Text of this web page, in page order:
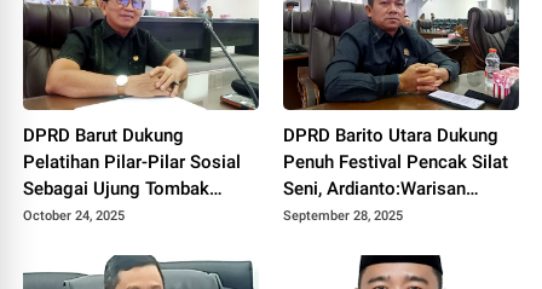
DPRD Barut Dukung
Pelatihan Pilar-Pilar Sosial
Sebagai Ujung Tombak
Pelayanan Kesejahteraan
October 24, 2025
DPRD Barito Utara Dukung
Penuh Festival Pencak Silat
Seni, Ardianto:Warisan
Budaya Harus Terus Dijaga
September 28, 2025